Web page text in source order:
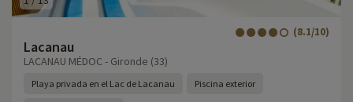
Lacanau
(8.1/10)
LACANAU MÉDOC - Gironde (33)
Playa privada en el Lac de Lacanau Piscina exterior